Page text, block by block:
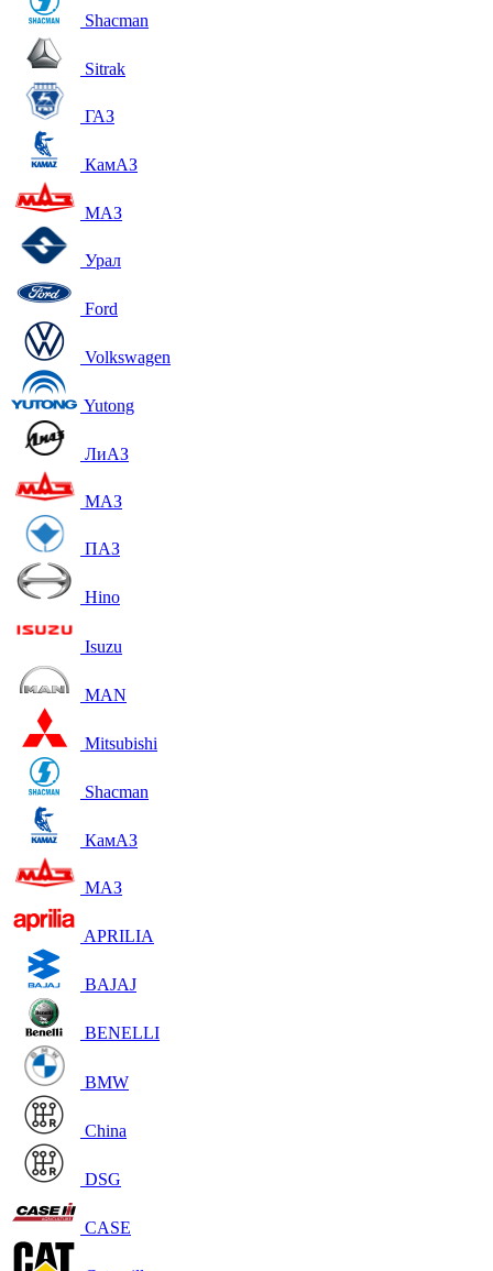
Shacman
Sitrak
ГАЗ
КамАЗ
МАЗ
Урал
Ford
Volkswagen
Yutong
ЛиАЗ
МАЗ
ПАЗ
Hino
Isuzu
MAN
Mitsubishi
Shacman
КамАЗ
МАЗ
APRILIA
BAJAJ
BENELLI
BMW
China
DSG
CASE